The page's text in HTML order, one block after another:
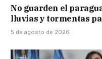
No guarden el
lluvias y tormentas
5 de agosto de 2026